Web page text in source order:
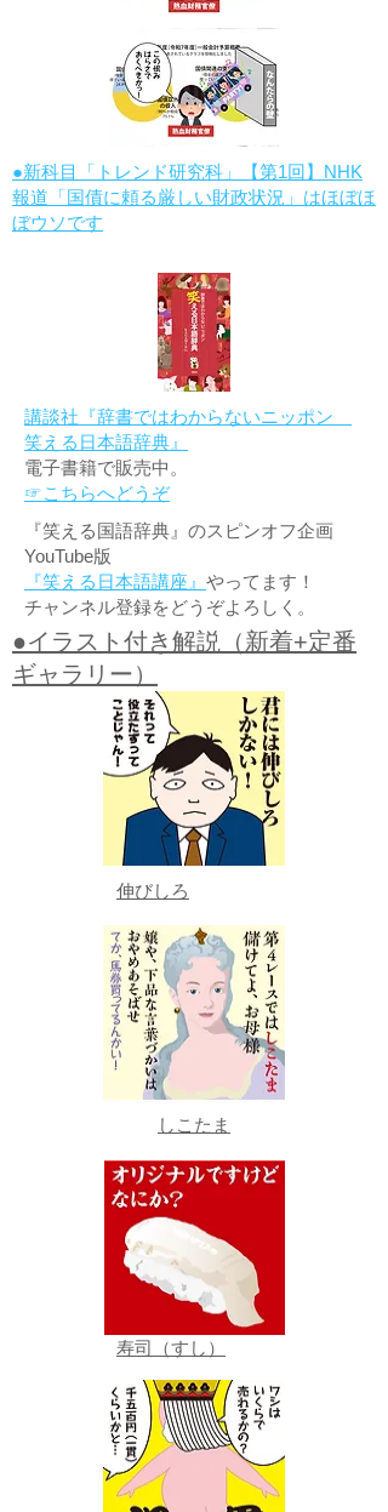
●新科目「トレンド研究科」【第1回】NHK
報道「国債に頼る厳しい財政状況」はほぼほ
ぼウソです
講談社『辞書ではわからないニッポン
笑える日本語辞典』
電子書籍で販売中。
☞こちらへどうぞ
『笑える国語辞典』のスピンオフ企画
YouTube版
『笑える日本語講座』 やってます！
チャンネル登録をどうぞよろしく。
●イラスト付き解説（新着+定番
ギャラリー）
伸びしろ
しこたま
寿司（すし）